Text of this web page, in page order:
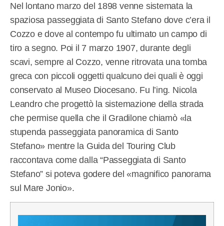
Nel lontano marzo del 1898 venne sistemata la
spaziosa passeggiata di Santo Stefano dove c’era il
Cozzo e dove al contempo fu ultimato un campo di
tiro a segno. Poi il 7 marzo 1907, durante degli
scavi, sempre al Cozzo, venne ritrovata una tomba
greca con piccoli oggetti qualcuno dei quali è oggi
conservato al Museo Diocesano. Fu l’ing. Nicola
Leandro che progettò la sistemazione della strada
che permise quella che il Gradilone chiamò «la
stupenda passeggiata panoramica di Santo
Stefano» mentre la Guida del Touring Club
raccontava come dalla “Passeggiata di Santo
Stefano” si poteva godere del «magnifico panorama
sul Mare Jonio».